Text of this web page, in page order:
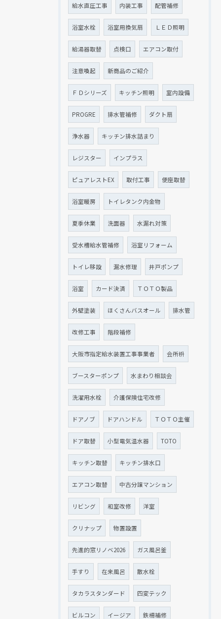
給水直圧工事 内装工事 配管補修
浴室水栓 浴室用換気扇 ＬＥＤ照明
給湯器取替 点検口 エアコン取付
注意喚起 新商品のご紹介
ＦＤシリーズ キッチン照明 室内設備
PROGRE 排水管補修 ダクト扇
浄水器 キッチン排水詰まり
レジスター インプラス
ピュアレストEX 取付工事 便座取替
浴室暖房 トイレタンク内金物
夏季休業 洗面器 水漏れ対策
受水槽給水管補修 浴室リフォーム
トイレ移設 漏水修理 井戸ポンプ
浴室 カード決済 ＴＯＴＯ製品
外壁塗装 ほくさんバスオール 排水管
改修工事 階段補修
大阪市指定給水装置工事事業者 会所枡
ブースターポンプ 水まわり相談会
洗濯用水栓 介護保険住宅改修
ドアノブ ドアハンドル ＴＯＴＯ主催
ドア取替 小型電気温水器 TOTO
キッチン取替 キッチン排水口
エアコン取替 中古分譲マンション
リビング 和室改修 洋室
クリナップ 物置設置
先進的窓リノベ2026 ガス風呂釜
手すり 在来風呂 散水栓
タカラスタンダード 四変テック
ビルコン イージア 鉄柵補修